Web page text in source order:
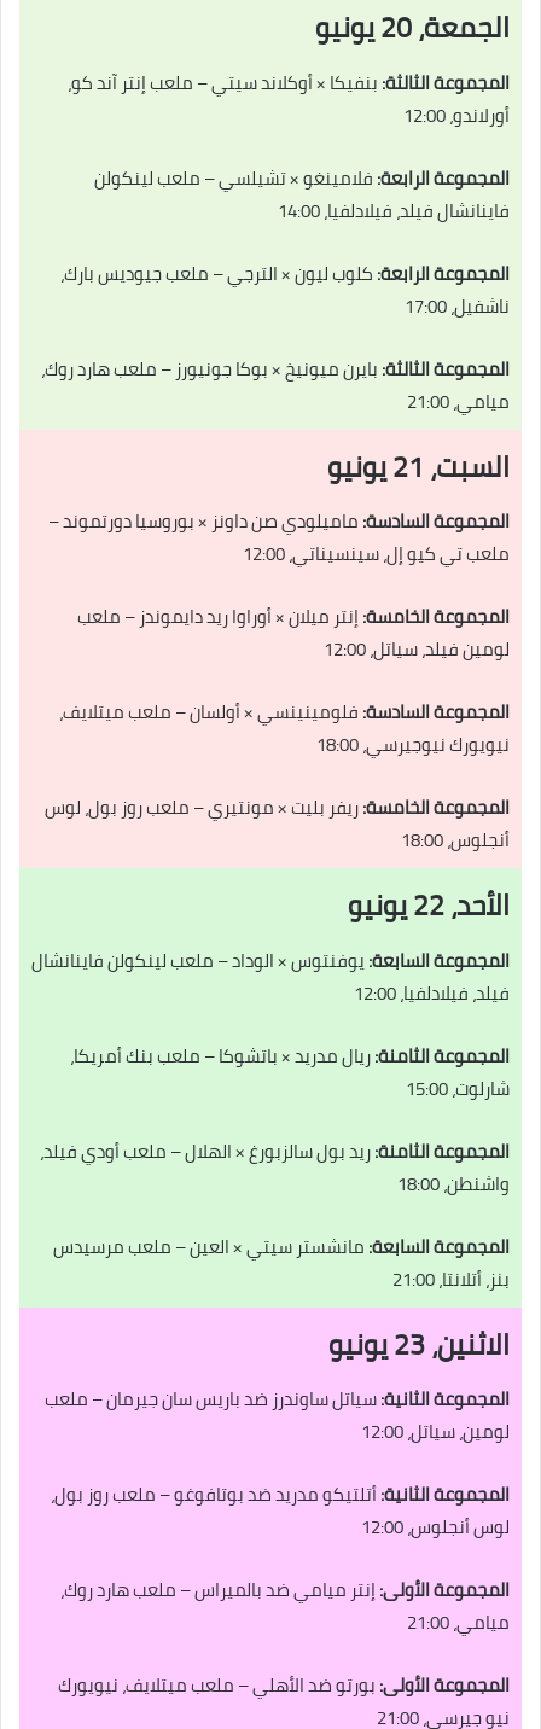
الجمعة، 20 يونيو
المجموعة الثالثة:بنفيكا × أوكلاند سيتي – ملعب إنتر آند كو،
أورلاندو، 12:00
المجموعة الرابعة:فلامينغو × تشيلسي – ملعب لينكولن
فاينانشال فيلد، فيلادلفيا، 14:00
المجموعة الرابعة:كلوب ليون × الترجي – ملعب جيوديس بارك،
ناشفيل، 17:00
المجموعة الثالثة:بايرن ميونيخ × بوكا جونيورز – ملعب هارد روك،
ميامي، 21:00
السبت، 21 يونيو
المجموعة السادسة:ماميلودي صن داونز × بوروسيا دورتموند –
ملعب تي كيو إل، سينسيناتي، 12:00
المجموعة الخامسة:إنتر ميلان × أوراوا ريد دايموندز – ملعب
لومين فيلد، سياتل، 12:00
المجموعة السادسة:فلومينينسي × أولسان – ملعب ميتلايف،
نيويورك نيوجيرسي، 18:00
المجموعة الخامسة:ريفر بليت × مونتيري – ملعب روز بول، لوس
أنجلوس، 18:00
الأحد، 22 يونيو
المجموعة السابعة:يوفنتوس × الوداد – ملعب لينكولن فاينانشال
فيلد، فيلادلفيا، 12:00
المجموعة الثامنة:ريال مدريد × باتشوكا – ملعب بنك أمريكا،
شارلوت، 15:00
المجموعة الثامنة:ريد بول سالزبورغ × الهلال – ملعب أودي فيلد،
واشنطن، 18:00
المجموعة السابعة:مانشستر سيتي × العين – ملعب مرسيدس
بنز، أتلانتا، 21:00
الاثنين، 23 يونيو
المجموعة الثانية:سياتل ساوندرز ضد باريس سان جيرمان – ملعب
لومين، سياتل، 12:00
المجموعة الثانية:أتلتيكو مدريد ضد بوتافوغو – ملعب روز بول،
لوس أنجلوس، 12:00
المجموعة الأولى:إنتر ميامي ضد بالميراس – ملعب هارد روك،
ميامي، 21:00
المجموعة الأولى:بورتو ضد الأهلي – ملعب ميتلايف، نيويورك
نيو جيرسي، 21:00